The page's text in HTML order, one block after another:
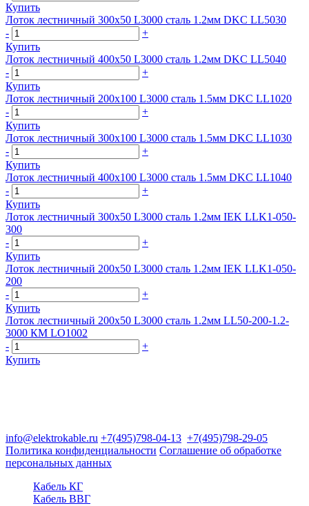
Купить
Лоток лестничный 300х50 L3000 сталь 1.2мм DKC LL5030
-
+
Купить
Лоток лестничный 400х50 L3000 сталь 1.2мм DKC LL5040
-
+
Купить
Лоток лестничный 200х100 L3000 сталь 1.5мм DKC LL1020
-
+
Купить
Лоток лестничный 300х100 L3000 сталь 1.5мм DKC LL1030
-
+
Купить
Лоток лестничный 400х100 L3000 сталь 1.5мм DKC LL1040
-
+
Купить
Лоток лестничный 300х50 L3000 сталь 1.2мм IEK LLK1-050-
300
-
+
Купить
Лоток лестничный 200х50 L3000 сталь 1.2мм IEK LLK1-050-
200
-
+
Купить
Лоток лестничный 200х50 L3000 сталь 1.2мм LL50-200-1.2-
3000 КМ LO1002
-
+
Купить
info@elektrokable.ru +7(495)798-04-13 +7(495)798-29-05
Политика конфиденциальности Соглашение об обработке
персональных данных
Кабель КГ
Кабель ВВГ